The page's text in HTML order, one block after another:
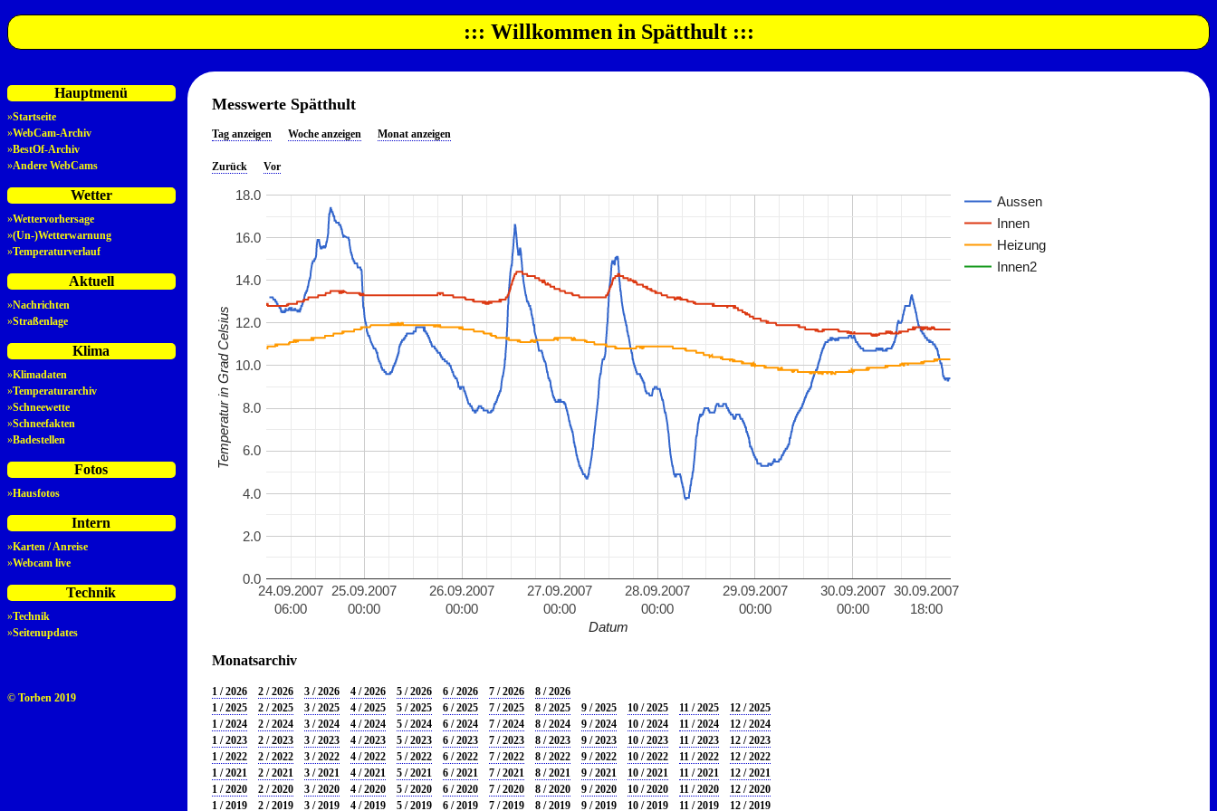
::: Willkommen in Spätthult :::
Hauptmenü
»Startseite
»WebCam-Archiv
»BestOf-Archiv
»Andere WebCams
Wetter
»Wettervorhersage
»(Un-)Wetterwarnung
»Temperaturverlauf
Aktuell
»Nachrichten
»Straßenlage
Klima
»Klimadaten
»Temperaturarchiv
»Schneewette
»Schneefakten
»Badestellen
Fotos
»Hausfotos
Intern
»Karten / Anreise
»Webcam live
Technik
»Technik
»Seitenupdates
© Torben 2019
Messwerte Spätthult
Tag anzeigen Woche anzeigen Monat anzeigen
Zurück Vor
Aussen
Innen
Heizung
Innen2
25.09.2007
00:00
26.09.2007
00:00
27.09.2007
00:00
28.09.2007
00:00
29.09.2007
00:00
30.09.2007
00:00
24.09.2007
06:00
30.09.2007
18:00
0.0
2.0
4.0
6.0
8.0
10.0
12.0
14.0
16.0
18.0
Datum
Temperatur in Grad Celsius
Monatsarchiv
1 / 2026 2 / 2026 3 / 2026 4 / 2026 5 / 2026 6 / 2026 7 / 2026
8 / 2026
1 / 2025
2 / 2025 3 / 2025 4 / 2025 5 / 2025 6 / 2025 7 / 2025 8 / 2025 9 / 2025 10 / 2025 11 / 2025
12 / 2025
1 / 2024
2 / 2024 3 / 2024 4 / 2024 5 / 2024 6 / 2024 7 / 2024 8 / 2024 9 / 2024 10 / 2024 11 / 2024
12 / 2024
1 / 2023
2 / 2023 3 / 2023 4 / 2023 5 / 2023 6 / 2023 7 / 2023 8 / 2023 9 / 2023 10 / 2023 11 / 2023
12 / 2023
1 / 2022
2 / 2022 3 / 2022 4 / 2022 5 / 2022 6 / 2022 7 / 2022 8 / 2022 9 / 2022 10 / 2022 11 / 2022
12 / 2022
1 / 2021
2 / 2021 3 / 2021 4 / 2021 5 / 2021 6 / 2021 7 / 2021 8 / 2021 9 / 2021 10 / 2021 11 / 2021
12 / 2021
1 / 2020
2 / 2020 3 / 2020 4 / 2020 5 / 2020 6 / 2020 7 / 2020 8 / 2020 9 / 2020 10 / 2020 11 / 2020
12 / 2020
1 / 2019
2 / 2019 3 / 2019 4 / 2019 5 / 2019 6 / 2019 7 / 2019 8 / 2019 9 / 2019 10 / 2019 11 / 2019 12 / 2019